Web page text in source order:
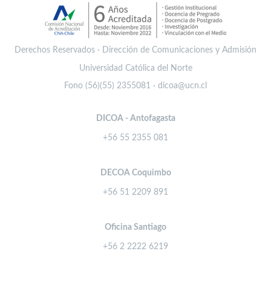
Derechos Reservados · Dirección de Comunicaciones y Admisión
Universidad Católica del Norte
Fono (56)(55) 2355081 · dicoa@ucn.cl
DICOA - Antofagasta
+56 55 2355 081
DECOA Coquimbo
+56 51 2209 891
Oficina Santiago
+56 2 2222 6219